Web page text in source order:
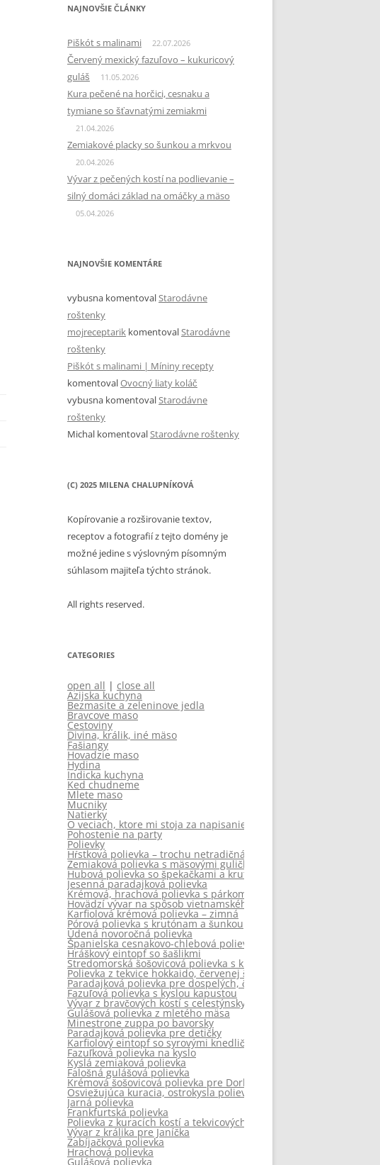
NAJNOVŠIE ČLÁNKY
Piškót s malinami 22.07.2026
Červený mexický fazuľovo – kukuricový
guláš
11.05.2026
Kura pečené na horčici, cesnaku a
tymiane so šťavnatými zemiakmi
21.04.2026
Zemiakové placky so šunkou a mrkvou
20.04.2026
Vývar z pečených kostí na podlievanie –
silný domáci základ na omáčky a mäso
05.04.2026
NAJNOVŠIE KOMENTÁRE
vybusna komentovalStarodávne
roštenky
mojreceptarik komentovalStarodávne
roštenky
Piškót s malinami | Míniny recepty
komentovalOvocný liaty koláč
vybusna komentovalStarodávne
roštenky
Michal komentovalStarodávne roštenky
(C) 2025 MILENA CHALUPNÍKOVÁ
Kopírovanie a rozširovanie textov,
receptov a fotografií z tejto domény je
možné jedine s výslovným písomným
súhlasom majiteľa týchto stránok.
All rights reserved.
CATEGORIES
open all | close all
Azijska kuchyna
Bezmasite a zeleninove jedla
Bravcove maso
Cestoviny
Divina, králik, iné mäso
Fašiangy
Hovadzie maso
Hydina
Indicka kuchyna
Ked chudneme
Mlete maso
Mucniky
Natierky
O veciach, ktore mi stoja za napisanie
Pohostenie na party
Polievky
Hŕstková polievka – trochu netradičná
Zemiaková polievka s mäsovými guličkami
Hubová polievka so špekačkami a krutónmi
Jesenná paradajková polievka
Krémová, hrachová polievka s párkom
Hovädzí vývar na spôsob vietnamského Pho
Karfiolová krémová polievka – zimná
Pórová polievka s krutónam a šunkou
Údená novoročná polievka
Španielska cesnakovo-chlebová polievka
Hráškový eintopf so šašlikmi
Stredomorská šošovicová polievka s klobáskami
Polievka z tekvice hokkaido, červenej šošovice a paradajok
Paradajková polievka pre dospelých, čo zahreje
Fazuľová polievka s kyslou kapustou
Vývar z bravčových kostí s celestýnskymi rezancami a salámovou
Gulášová polievka z mletého mäsa
Minestrone zuppa po bavorsky
Paradajková polievka pre detičky
Karfiolový eintopf so syrovými knedličkami, ktorý zahreje
Fazuľková polievka na kyslo
Kyslá zemiaková polievka
Falošná gulášová polievka
Krémová šošovicová polievka pre Dorku
Osviežujúca kuracia, ostrokysla polievka
Jarná polievka
Frankfurtská polievka
Polievka z kuracích kostí a tekvicových jadier
Vývar z králika pre Janíčka
Zabíjačková polievka
Hrachová polievka
Gulášová polievka